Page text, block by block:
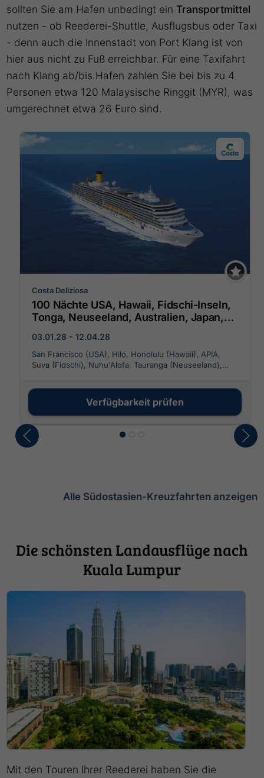
sollten Sie am Hafen unbedingt einTransportmittel
nutzen - ob Reederei-Shuttle, Ausflugsbus oder Taxi
- denn auch die Innenstadt von Port Klang ist von
hier aus nicht zu Fuß erreichbar. Für eine Taxifahrt
nach Klang ab/bis Hafen zahlen Sie bei bis zu 4
Personen etwa 120 Malaysische Ringgit (MYR), was
umgerechnet etwa 26 Euro sind.
Costa Deliziosa
100 Nächte USA, Hawaii, Fidschi-Inseln,
Tonga, Neuseeland, Australien, Japan,
Malaysia, Thailand
03.01.28 - 12.04.28
San Francisco (USA), Hilo, Honolulu (Hawaii), APIA,
Suva (Fidschi), Nuhu'Alofa, Tauranga (Neuseeland),
Cairns (Australien), Rabaul, Tokio (Japan), Tokio
(Japan), Shimizu/Shizuoka, Kobe (Kyoto), Sasebo,
Busan (Südkorea), Keelung / Taipeh, Hongkong
(China), Phu My / Ho-Chi-Minh-Stadt, Singapur
(Singapur), Port Klang, Penang (Malaysia), Langkawi
Canaria, Barcelona (Spanien), Marseille (Frankreich),
Savona (Italien), Civitavecchia | Rom
Verfügbarkeit prüfen
Alle Südostasien-Kreuzfahrten anzeigen
Die schönsten Landausflüge nach
Kuala Lumpur
Mit den Touren Ihrer Reederei haben Sie die